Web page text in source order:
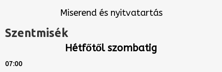
Miserend és nyitvatartás
Szentmisék
Hétfőtől szombatig
07:00